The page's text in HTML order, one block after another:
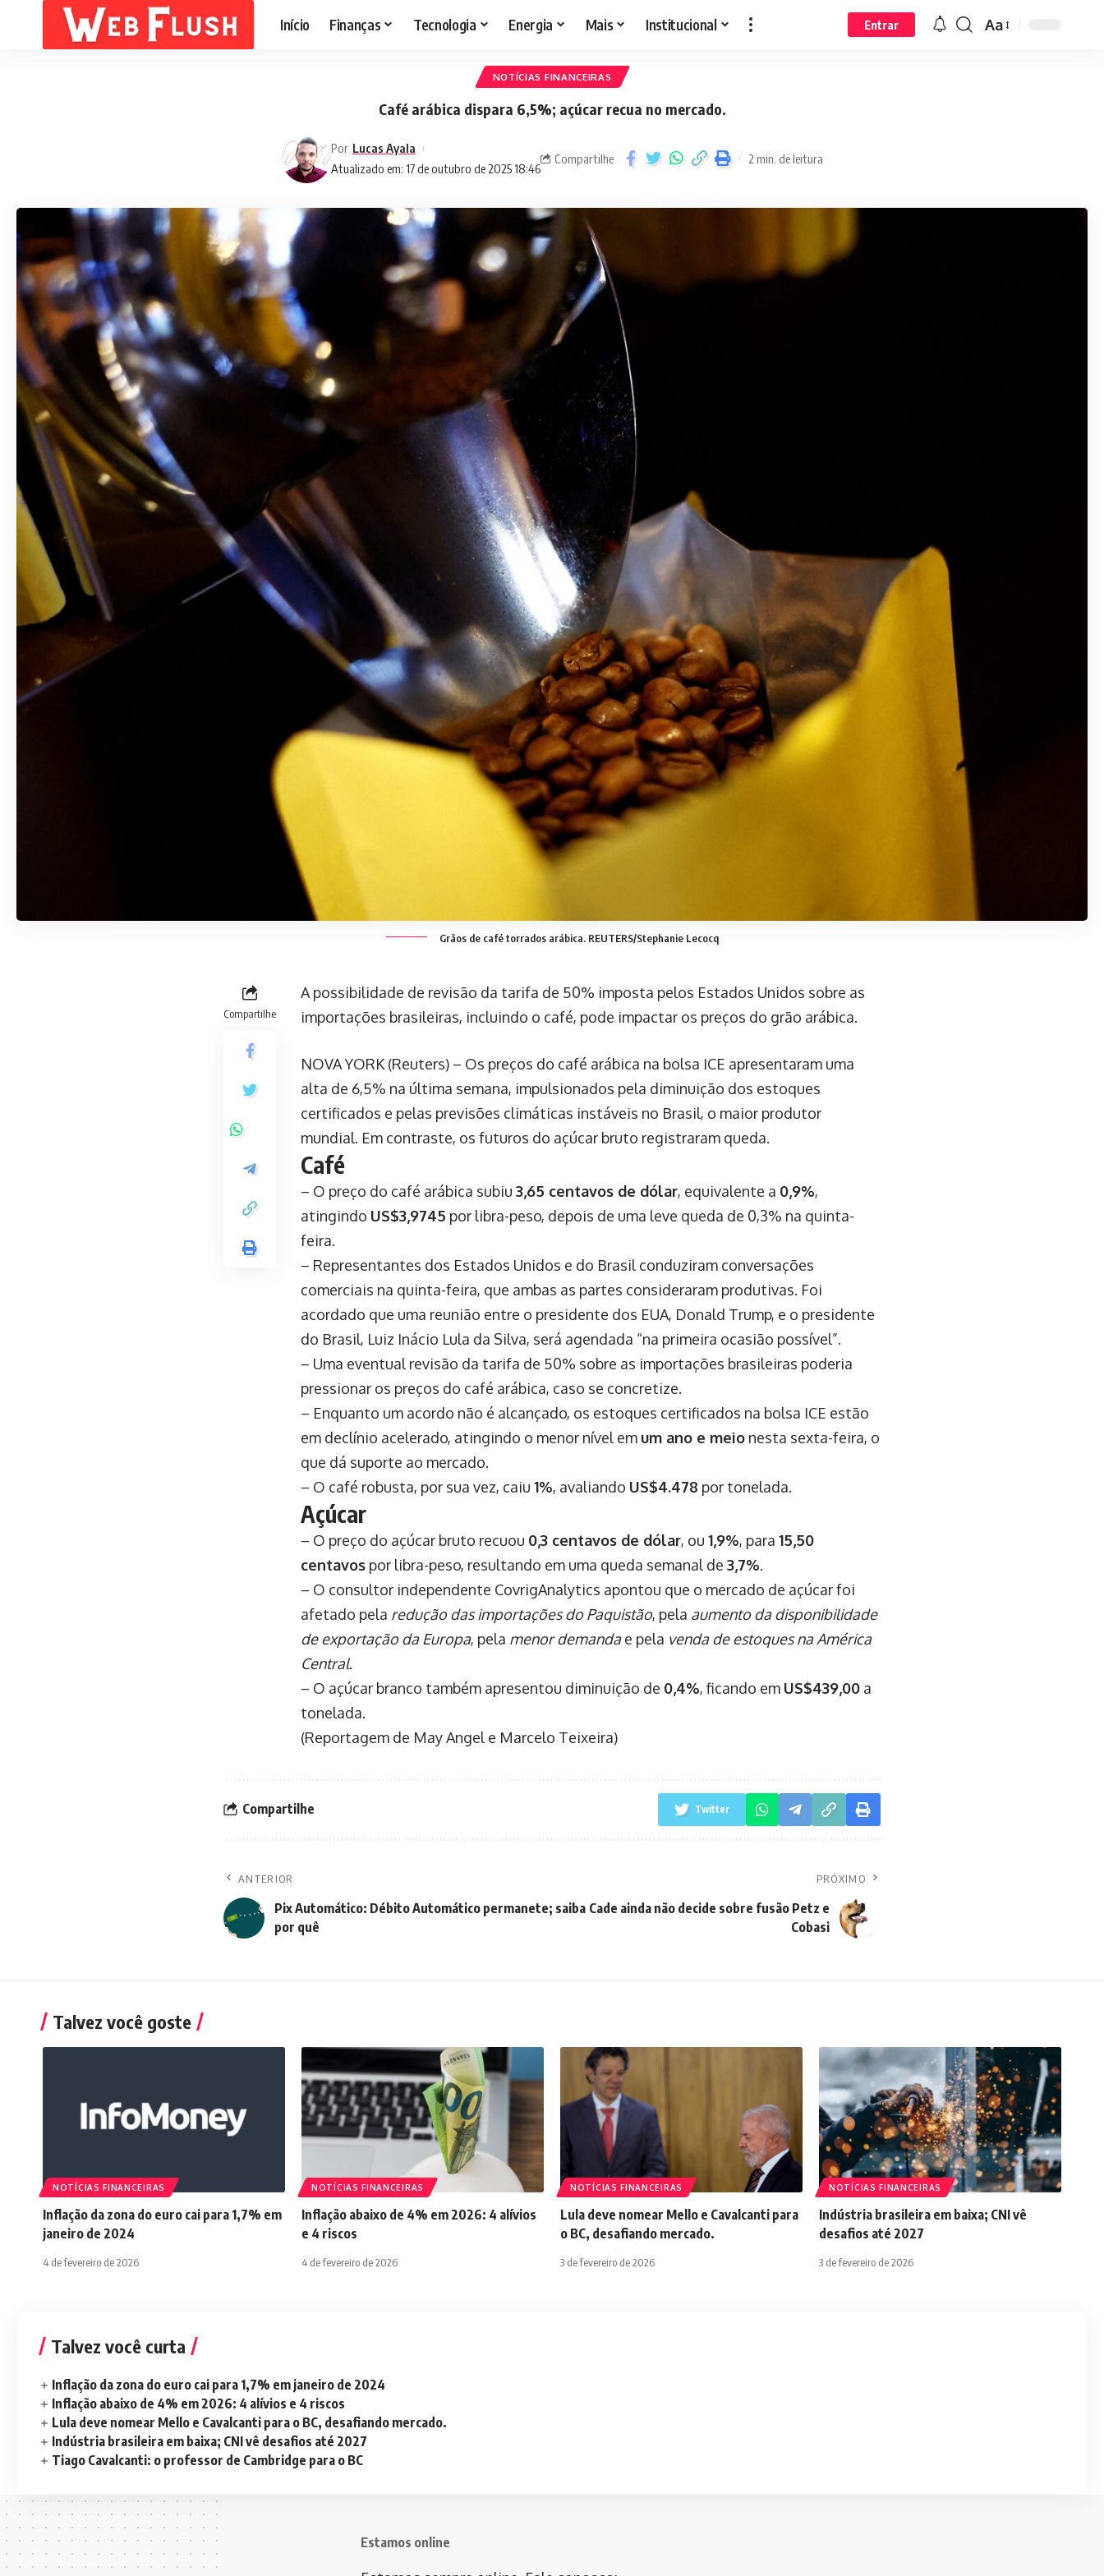
Início Finanças Tecnologia Energia Mais Institucional Entrar Aa
NOTÍCIAS FINANCEIRAS
Café arábica dispara 6,5%; açúcar recua no mercado.
Atualizado em: 17 de outubro de 2025 18:46
Por Lucas Ayala
Compartilhe 2 min. de leitura
Grãos de café torrados arábica. REUTERS/Stephanie Lecocq
Compartilhe
A possibilidade de revisão da tarifa de 50% imposta pelos Estados Unidos sobre as
importações brasileiras, incluindo o café, pode impactar os preços do grão arábica.
NOVA YORK (Reuters) – Os preços do café arábica na bolsa ICE apresentaram uma
alta de 6,5% na última semana, impulsionados pela diminuição dos estoques
certificados e pelas previsões climáticas instáveis no Brasil, o maior produtor
mundial. Em contraste, os futuros do açúcar bruto registraram queda.
Café
– O preço do café arábica subiu 3,65 centavos de dólar, equivalente a 0,9%,
atingindo US$3,9745 por libra-peso, depois de uma leve queda de 0,3% na quinta-
feira.
– Representantes dos Estados Unidos e do Brasil conduziram conversações
comerciais na quinta-feira, que ambas as partes consideraram produtivas. Foi
acordado que uma reunião entre o presidente dos EUA, Donald Trump, e o presidente
do Brasil, Luiz Inácio Lula da Silva, será agendada “na primeira ocasião possível”.
– Uma eventual revisão da tarifa de 50% sobre as importações brasileiras poderia
pressionar os preços do café arábica, caso se concretize.
– Enquanto um acordo não é alcançado, os estoques certificados na bolsa ICE estão
em declínio acelerado, atingindo o menor nível em um ano e meio nesta sexta-feira, o
que dá suporte ao mercado.
– O café robusta, por sua vez, caiu 1%, avaliando US$4.478 por tonelada.
Açúcar
– O preço do açúcar bruto recuou 0,3 centavos de dólar, ou 1,9%, para 15,50
centavos por libra-peso, resultando em uma queda semanal de 3,7%.
– O consultor independente CovrigAnalytics apontou que o mercado de açúcar foi
afetado pela redução das importações do Paquistão, pela aumento da disponibilidade
de exportação da Europa, pela menor demandae pela venda de estoques na América
Central.
– O açúcar branco também apresentou diminuição de 0,4%, ficando em US$439,00 a
tonelada.
(Reportagem de May Angel e Marcelo Teixeira)
Compartilhe Twitter
ANTERIOR
Pix Automático: Débito Automático permanete; saiba
por quê
PRÓXIMO
Cade ainda não decide sobre fusão Petz e
Cobasi
Talvez você goste
NOTÍCIAS FINANCEIRAS
Inflação da zona do euro cai para 1,7% em
janeiro de 2024
4 de fevereiro de 2026
NOTÍCIAS FINANCEIRAS
Inflação abaixo de 4% em 2026: 4 alívios
e 4 riscos
4 de fevereiro de 2026
NOTÍCIAS FINANCEIRAS
Lula deve nomear Mello e Cavalcanti para
o BC, desafiando mercado.
3 de fevereiro de 2026
NOTÍCIAS FINANCEIRAS
Indústria brasileira em baixa; CNI vê
desafios até 2027
3 de fevereiro de 2026
Talvez você curta
Inflação da zona do euro cai para 1,7% em janeiro de 2024
Inflação abaixo de 4% em 2026: 4 alívios e 4 riscos
Lula deve nomear Mello e Cavalcanti para o BC, desafiando mercado.
Indústria brasileira em baixa; CNI vê desafios até 2027
Tiago Cavalcanti: o professor de Cambridge para o BC
Estamos online